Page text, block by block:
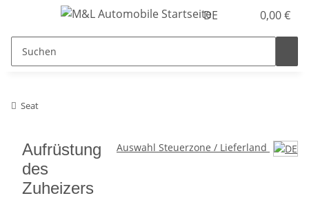
DE 0,00 €
Seat
Auswahl Steuerzone / Lieferland
Aufrüstung
des
Zuheizers